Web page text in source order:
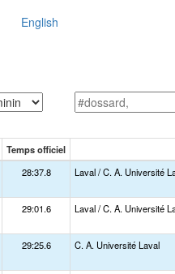
English
Temps officiel
28:37.8 Laval / C. A. Université
29:01.6 Laval / C. A. Université
29:25.6 C. A. Université Laval